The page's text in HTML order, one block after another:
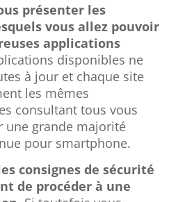
présenter les
vous allez pouvoir
applications
disponibles ne
à jour et chaque site
les mêmes
consultant tous vous
une grande majorité
pour smartphone.
consignes de sécurité
de procéder à une